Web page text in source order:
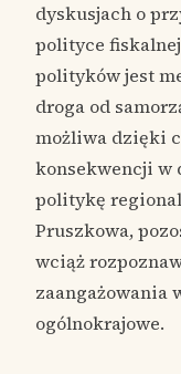
dyskusjach o
polityce
polityków jest
droga od
możliwa dzięki
konsekwencji w
politykę
Pruszkowa,
wciąż
zaangażowania
ogólnokrajowe.